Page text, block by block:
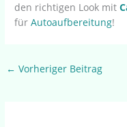
den richtigen Look mit
fürAutoaufbereitung!
← Vorheriger Beitrag